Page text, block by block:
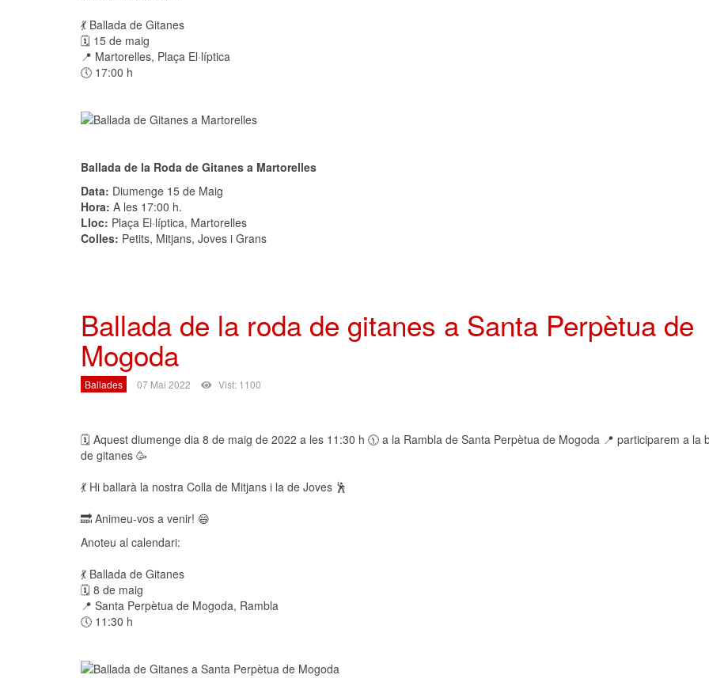
💃 Ballada de Gitanes
🗓 15 de maig
📍 Martorelles, Plaça El·líptica
🕔 17:00 h
Ballada de la Roda de Gitanes a Martorelles
Data: Diumenge 15 de Maig
Hora: A les 17:00 h.
Lloc: Plaça El·líptica, Martorelles
Colles: Petits, Mitjans, Joves i Grans
Ballada de la roda de gitanes a Santa Perpètua de
Mogoda
Ballades 07 Mai 2022 Vist: 1100
🗓 Aquest diumenge dia 8 de maig de 2022 a les 11:30 h 🕦 a la Rambla de Santa Perpètua de Mogoda 📍 participarem a la
de gitanes 🥳
💃 Hi ballarà la nostra Colla de Mitjans i la de Joves 🕺
🔜 Animeu-vos a venir! 😄
Anoteu al calendari:
💃 Ballada de Gitanes
🗓 8 de maig
📍 Santa Perpètua de Mogoda, Rambla
🕔 11:30 h